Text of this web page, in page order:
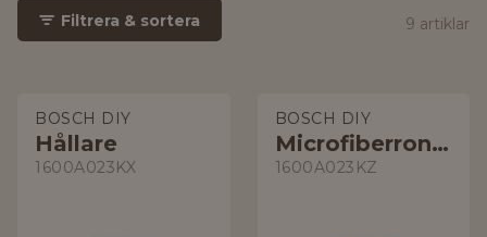
Filtrera & sortera 9 artiklar
BOSCH DIY
Hållare
1600A023KX
BOSCH DIY
Microfiberrondell
1600A023KZ